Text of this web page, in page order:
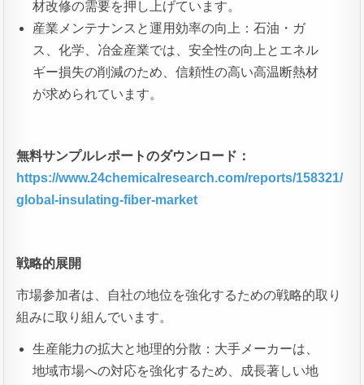
材改修の需要を押し上げています。
産業メンテナンスと運用効率の向上：石油・ガ
ス、化学、冶金産業では、安全性の向上とエネル
ギー損失の削減のため、信頼性の高い高温断熱材
が求められています。
無料サンプルレポートのダウンロード：
https://www.24chemicalresearch.com/reports/158321/
global-insulating-fiber-market
戦略的展開
市場参加者は、自社の地位を強化するための戦略的取り
組みに取り組んでいます。
生産能力の拡大と地理的分散：大手メーカーは、
地域市場への対応を強化するため、成長著しい地